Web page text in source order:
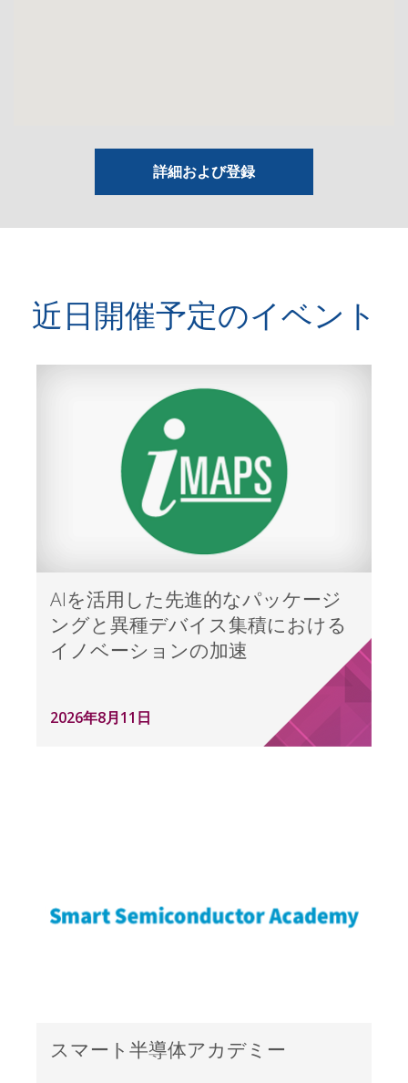
詳細および登録
近日開催予定のイベント
AIを活用した先進的なパッケージ
ングと異種デバイス集積における
イノベーションの加速
2026年8月11日
スマート半導体アカデミー